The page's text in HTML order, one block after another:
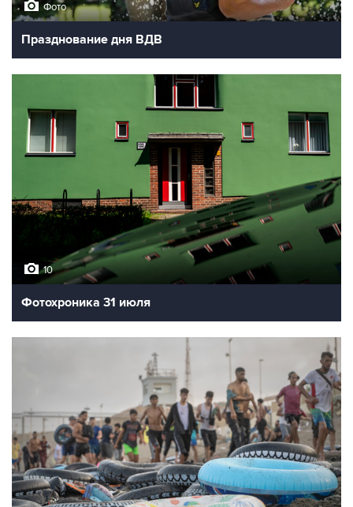
Фото
Празднование дня ВДВ
10
Фотохроника 31 июля